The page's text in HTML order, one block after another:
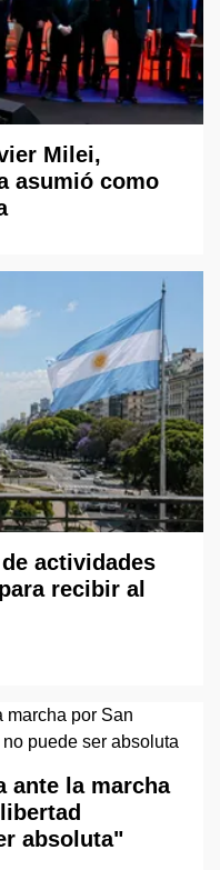
Milei,
asumió como
actividades
recibir al
ante la marcha
absoluta"